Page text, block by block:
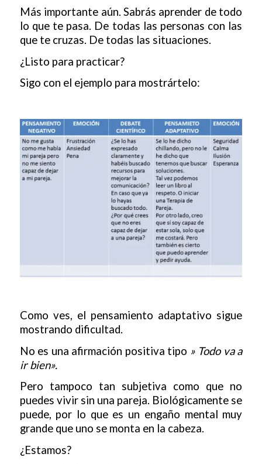
Más importante aún. Sabrás aprender de todo
lo que te pasa. De todas las personas con las
que te cruzas. De todas las situaciones.
¿Listo para practicar?
Sigo con el ejemplo para mostrártelo:
Como ves, el pensamiento adaptativo sigue
mostrando dificultad.
No es una afirmación positiva tipo » Todo va a
ir bien».
Pero tampoco tan subjetiva como que no
puedes vivir sin una pareja. Biológicamente se
puede, por lo que es un engaño mental muy
grande que uno se monta en la cabeza.
¿Estamos?